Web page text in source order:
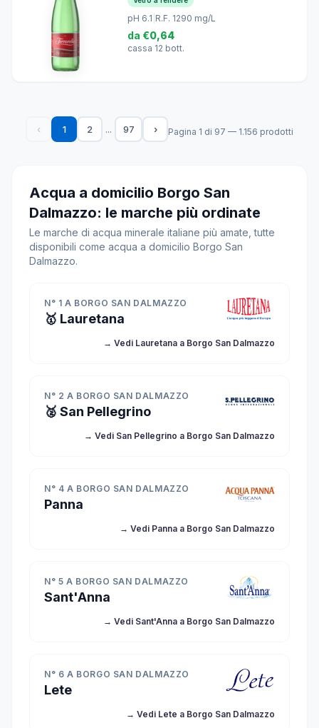
pH 6.1 R.F. 1290 mg/L
da €0,64
cassa 12 bott.
‹ 1 2 ... 97 › Pagina 1 di 97 — 1.156 prodotti
Acqua a domicilio Borgo San
Dalmazzo: le marche più ordinate
Le marche di acqua minerale italiane più amate, tutte
disponibili come acqua a domicilio Borgo San
Dalmazzo.
N° 1 A BORGO SAN DALMAZZO
🥇 Lauretana
→ Vedi Lauretana a Borgo San Dalmazzo
N° 2 A BORGO SAN DALMAZZO
🥈 San Pellegrino
→ Vedi San Pellegrino a Borgo San Dalmazzo
N° 4 A BORGO SAN DALMAZZO
Panna
→ Vedi Panna a Borgo San Dalmazzo
N° 5 A BORGO SAN DALMAZZO
Sant'Anna
→ Vedi Sant'Anna a Borgo San Dalmazzo
N° 6 A BORGO SAN DALMAZZO
Lete
→ Vedi Lete a Borgo San Dalmazzo